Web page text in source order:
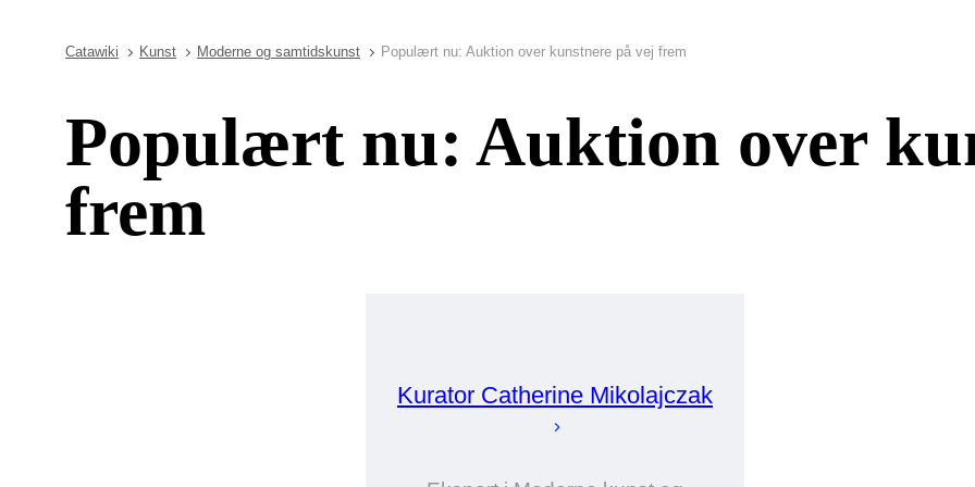
Catawiki Kunst Moderne og samtidskunst Populært nu: Auktion over kunstnere på vej frem
Populært nu: Auktion over
frem
Kurator Catherine Mikolajczak